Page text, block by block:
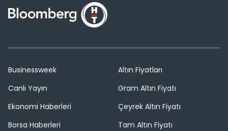
Businessweek
Canlı Yayın
Ekonomi Haberleri
Borsa Haberleri
Altın Fiyatları
Gram Altın Fiyatı
Çeyrek Altın Fiyatı
Tam Altın Fiyatı